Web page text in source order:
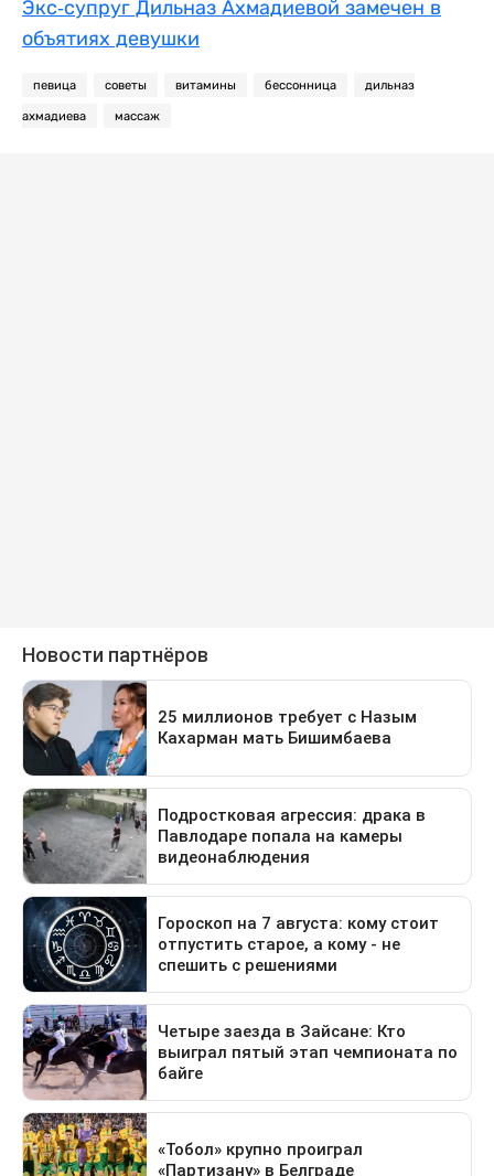
Экс-супруг Дильназ Ахмадиевой замечен в
объятиях девушки
певица советы витамины бессонница дильназ
ахмадиева массаж